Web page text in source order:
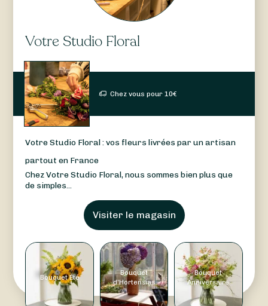
Votre Studio Floral
Chez vous pour10€
Votre Studio Floral : vos fleurs livrées par un artisan
partout en France
Chez Votre Studio Floral, nous sommes bien plus que
de simples...
Visiter le magasin
Bouquet Été
Bouquet
d'Hortensias
Bouquet
Anniversaire